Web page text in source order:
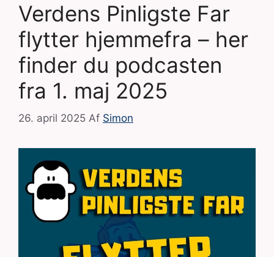
Verdens Pinligste Far
flytter hjemmefra – her
finder du podcasten
fra 1. maj 2025
26. april 2025 Af Simon